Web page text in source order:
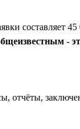
составляет
-
отчёты,